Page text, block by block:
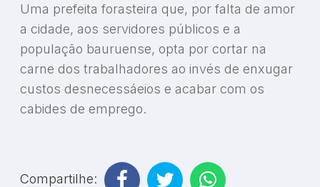
Uma prefeita forasteira que, por falta de amor
a cidade, aos servidores públicos e a
população bauruense, opta por cortar na
carne dos trabalhadores ao invés de enxugar
custos desnecessáeios e acabar com os
cabides de emprego.
Compartilhe: